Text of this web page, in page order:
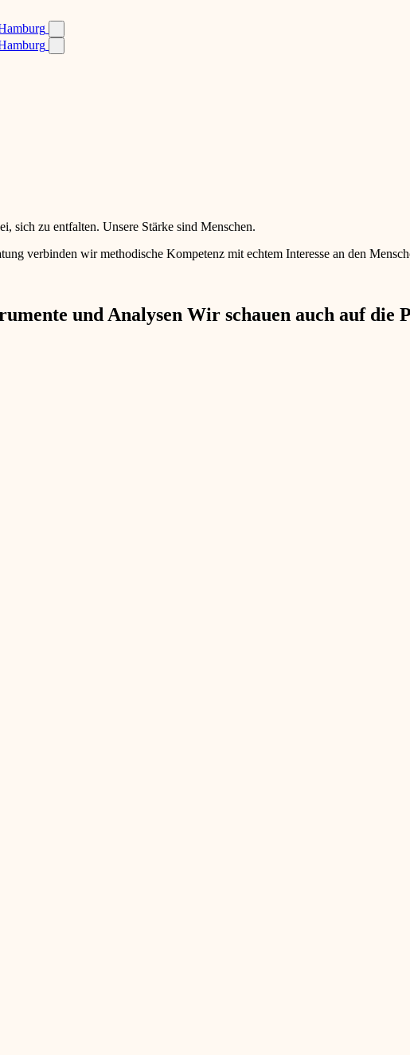
sich zu entfalten. Unsere Stärke sind Menschen.
verbinden wir methodische Kompetenz mit echtem Interesse an den
und Analysen Wir schauen auch auf die